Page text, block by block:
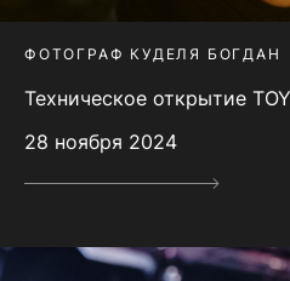
ФОТОГРАФ КУДЕЛЯ БОГДАН
Техническое открытие TOY
28 ноября 2024